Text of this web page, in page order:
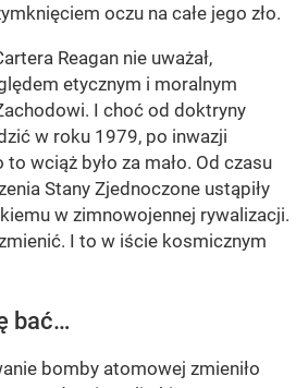
oczu na całe jego zło.
Reagan nie uważał,
etycznym i moralnym
I choć od doktryny
w roku 1979, po inwazji
wciąż było za mało. Od czasu
Stany Zjednoczone ustąpiły
w zimnowojennej rywalizacji.
I to w iście kosmicznym
bać…
bomby atomowej zmieniło